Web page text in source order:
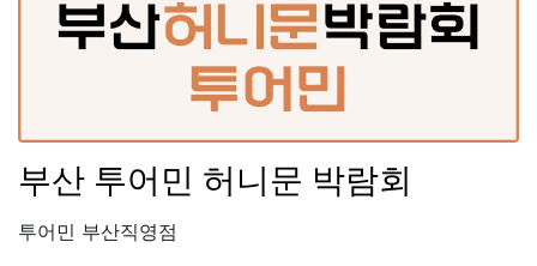
부산 투어민 허니문 박람회
투어민 부산직영점